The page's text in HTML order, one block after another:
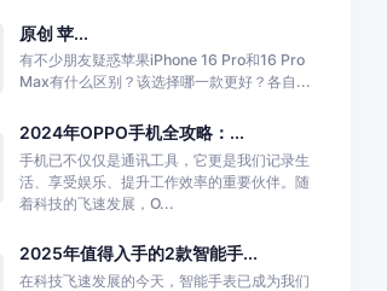
原创 苹...
有不少朋友疑惑苹果iPhone 16 Pro和16 Pro
Max有什么区别？该选择哪一款更好？各自...
2024年OPPO手机全攻略：...
手机已不仅仅是通讯工具，它更是我们记录生
活、享受娱乐、提升工作效率的重要伙伴。随
着科技的飞速发展，O...
2025年值得入手的2款智能手...
在科技飞速发展的今天，智能手表已成为我们